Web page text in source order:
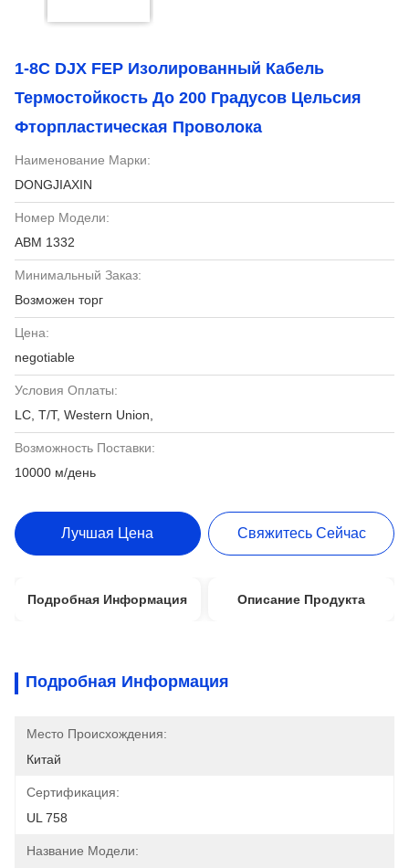
1-8C DJX FEP Изолированный Кабель
Термостойкость До 200 Градусов Цельсия
Фторпластическая Проволока
Наименование Марки:
DONGJIAXIN
Номер Модели:
АВМ 1332
Минимальный Заказ:
Возможен торг
Цена:
negotiable
Условия Оплаты:
LC, T/T, Western Union,
Возможность Поставки:
10000 м/день
Лучшая Цена Свяжитесь Сейчас
Подробная Информация Описание Продукта
Подробная Информация
Место Происхождения:
Китай
Сертификация:
UL 758
Название Модели: